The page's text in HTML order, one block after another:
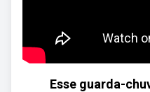
Esse guarda-